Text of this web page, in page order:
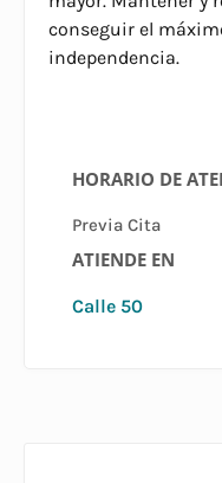
conseguir el
independencia.
HORARIO DE
Previa Cita
ATIENDE EN
Calle 50